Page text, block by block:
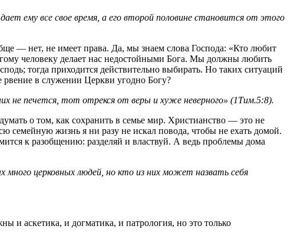
ему все свое время, а его второй половине становится от этого
— нет, не имеет права. Да, мы знаем слова Господа: «Кто любит
человеку делает нас недостойными Бога. Мы должны любить
тогда приходится действительно выбирать. Но таких ситуаций
в служении Церкви угодно Богу?
не печется, тот отрекся от веры и хуже неверного» (1Тим.5:8).
о том, как сохранить в семье мир. Христианство — это не
семейную жизнь я ни разу не искал повода, чтобы не ехать домой.
к разобщению: разделяй и властвуй. А ведь проблемы дома
церковных людей, но кто из них может назвать себя
аскетика, и догматика, и патрология, но это только